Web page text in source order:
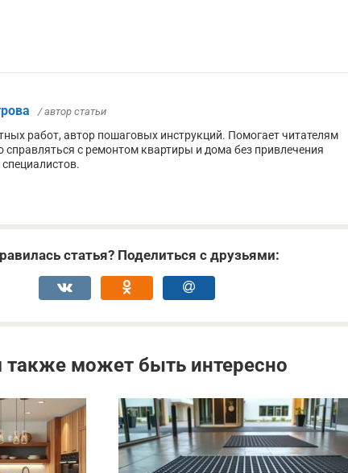
/ автор статьи
работ, автор пошаговых инструкций. Помогает читателям
справляться с ремонтом квартиры и дома без привлечения
статья? Поделиться с друзьями:
также может быть интересно